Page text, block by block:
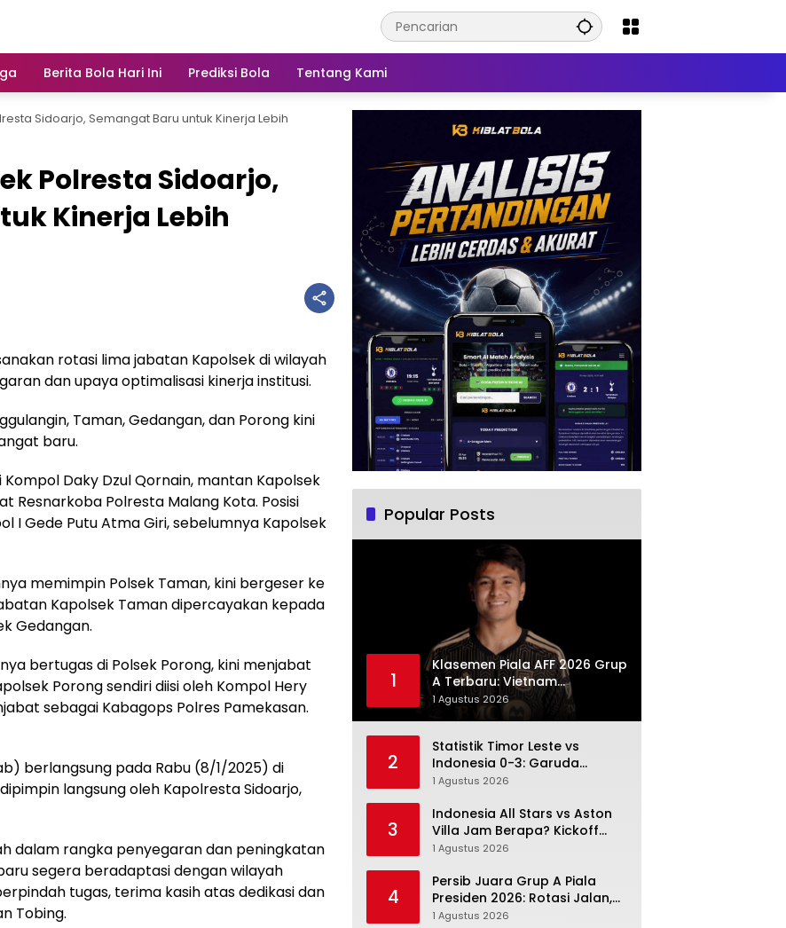
Berita Bola Hari Ini Prediksi Bola Tentang Kami
Sidoarjo, Semangat Baru untuk Kinerja Lebih
Polresta Sidoarjo,
Kinerja Lebih
rotasi lima jabatan Kapolsek di wilayah
dan upaya optimalisasi kinerja institusi.
Taman, Gedangan, dan Porong kini
baru.
Daky Dzul Qornain, mantan Kapolsek
Resnarkoba Polresta Malang Kota. Posisi
I Gede Putu Atma Giri, sebelumnya Kapolsek
memimpin Polsek Taman, kini bergeser ke
Kapolsek Taman dipercayakan kepada
Gedangan.
bertugas di Polsek Porong, kini menjabat
Porong sendiri diisi oleh Kompol Hery
sebagai Kabagops Polres Pamekasan.
berlangsung pada Rabu (8/1/2025) di
langsung oleh Kapolresta Sidoarjo,
dalam rangka penyegaran dan peningkatan
segera beradaptasi dengan wilayah
tugas, terima kasih atas dedikasi dan
Tobing.
Popular Posts
1
Klasemen Piala AFF 2026 Grup
A Terbaru: Vietnam
Memimpin, Indonesia Turun ke
Posisi Tiga
1 Agustus 2026
2
Statistik Timor Leste vs
Indonesia 0-3: Garuda
Menang Besar Setelah
1 Agustus 2026
3
Indonesia All Stars vs Aston
Villa Jam Berapa? Kickoff
20.00 WIB dan Cara Nonton
1 Agustus 2026
4
Persib Juara Grup A Piala
Presiden 2026: Rotasi Jalan,
Tolic Punya Alasan untuk
1 Agustus 2026